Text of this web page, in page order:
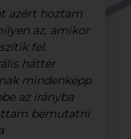
azért hoztam
az, amikor
fel.
háttér
mindenképp
az irányba
bemutatni